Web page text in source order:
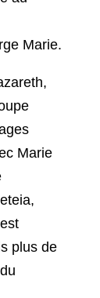
Marie.
Marie
plus de